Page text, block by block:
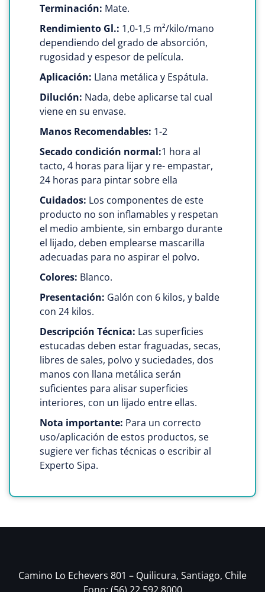
Terminación: Mate.
Rendimiento Gl.: 1,0-1,5 m²/kilo/mano
dependiendo del grado de absorción,
rugosidad y espesor de película.
Aplicación: Llana metálica y Espátula.
Dilución: Nada, debe aplicarse tal cual
viene en su envase.
Manos Recomendables: 1-2
Secado condición normal:1 hora al
tacto, 4 horas para lijar y re- empastar,
24 horas para pintar sobre ella
Cuidados: Los componentes de este
producto no son inflamables y respetan
el medio ambiente, sin embargo durante
el lijado, deben emplearse mascarilla
adecuadas para no aspirar el polvo.
Colores: Blanco.
Presentación: Galón con 6 kilos, y balde
con 24 kilos.
Descripción Técnica: Las superficies
estucadas deben estar fraguadas, secas,
libres de sales, polvo y suciedades, dos
manos con llana metálica serán
suficientes para alisar superficies
interiores, con un lijado entre ellas.
Nota importante: Para un correcto
uso/aplicación de estos productos, se
sugiere ver fichas técnicas o escribir al
Experto Sipa.
Camino Lo Echevers 801 – Quilicura, Santiago, Chile